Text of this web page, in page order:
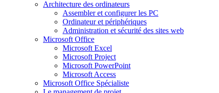
Architecture des ordinateurs
Assembler et configurer les PC
Ordinateur et périphériques
Administration et sécurité des sites web
Microsoft Office
Microsoft Excel
Microsoft Project
Microsoft PowerPoint
Microsoft Access
Microsoft Office Spécialiste